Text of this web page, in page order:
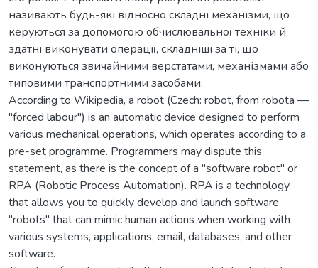
називають будь-які відносно складні механізми, що
керуються за допомогою обчислювальної техніки й
здатні виконувати операції, складніші за ті, що
виконуються звичайними верстатами, механізмами або
типовими транспортними засобами.
According to Wikipedia, a robot (Czech: robot, from robota —
"forced labour") is an automatic device designed to perform
various mechanical operations, which operates according to a
pre-set programme. Programmers may dispute this
statement, as there is the concept of a "software robot" or
RPA (Robotic Process Automation). RPA is a technology
that allows you to quickly develop and launch software
"robots" that can mimic human actions when working with
various systems, applications, email, databases, and other
software.